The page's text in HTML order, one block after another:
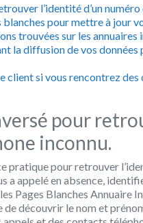
l’identité d’un
pour mettre à jour
trouvées sur les annuaires
la diffusion de vos données
client si vous rencontrez
pour
inconnu.
pratique pour retrouver
a appelé en absence,
Pages Blanches Annuaire
découvrir le nom et